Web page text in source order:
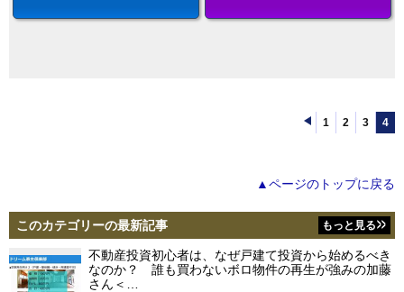
1 2 3 4
▲ページのトップに戻る
このカテゴリーの最新記事 もっと見る
不動産投資初心者は、なぜ戸建て投資から始めるべき
なのか？ 誰も買わないボロ物件の再生が強みの加藤
さん＜…